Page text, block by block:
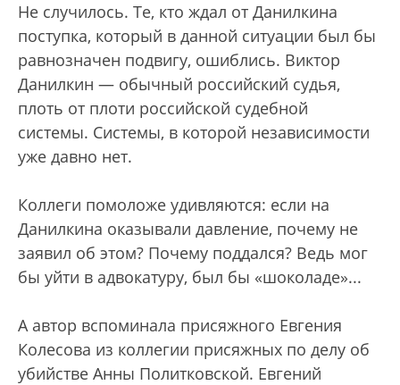
Не случилось. Те, кто ждал от Данилкина
поступка, который в данной ситуации был бы
равнозначен подвигу, ошиблись. Виктор
Данилкин — обычный российский судья,
плоть от плоти российской судебной
системы. Системы, в которой независимости
уже давно нет.
Коллеги помоложе удивляются: если на
Данилкина оказывали давление, почему не
заявил об этом? Почему поддался? Ведь мог
бы уйти в адвокатуру, был бы «шоколаде»...
А автор вспоминала присяжного Евгения
Колесова из коллегии присяжных по делу об
убийстве Анны Политковской. Евгений